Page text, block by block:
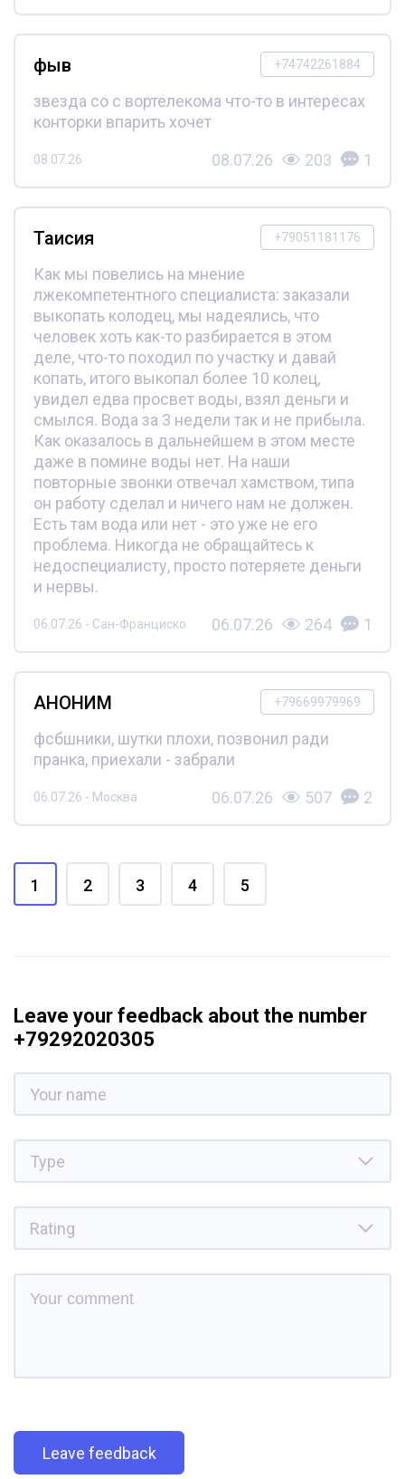
+74742261884
фыв
звезда со с вортелекома что-то в интересах
конторки впарить хочет
08.07.26 08.07.26 203 1
+79051181176
Таисия
Как мы повелись на мнение
лжекомпетентного специалиста: заказали
выкопать колодец, мы надеялись, что
человек хоть как-то разбирается в этом
деле, что-то походил по участку и давай
копать, итого выкопал более 10 колец,
увидел едва просвет воды, взял деньги и
смылся. Вода за 3 недели так и не прибыла.
Как оказалось в дальнейшем в этом месте
даже в помине воды нет. На наши
повторные звонки отвечал хамством, типа
он работу сделал и ничего нам не должен.
Есть там вода или нет - это уже не его
проблема. Никогда не обращайтесь к
недоспециалисту, просто потеряете деньги
и нервы.
06.07.26 - Сан-Франциско 06.07.26 264 1
+79669979969
АНОНИМ
фсбшники, шутки плохи, позвонил ради
пранка, приехали - забрали
06.07.26 - Москва 06.07.26 507 2
1 2 3 4 5
Leave your feedback about the number
+79292020305
Leave feedback